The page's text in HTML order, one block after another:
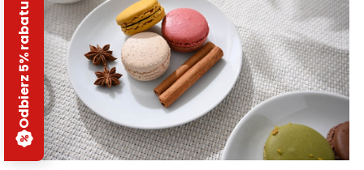
Odbierz 5% rabatu